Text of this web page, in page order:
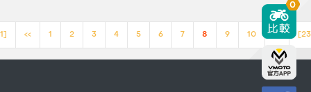
<< 1 2 3 4 5 6 7 8 9 10 >>
0